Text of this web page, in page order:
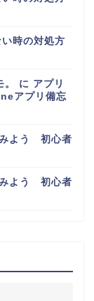
時の対処方
に アプリ
アプリ備忘
みよう 初心者
みよう 初心者